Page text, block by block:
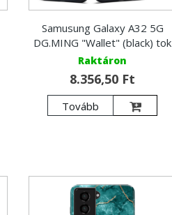
Samusung Galaxy A32 5G
DG.MING "Wallet" (black) tok
Raktáron
8.356,50 Ft
Tovább